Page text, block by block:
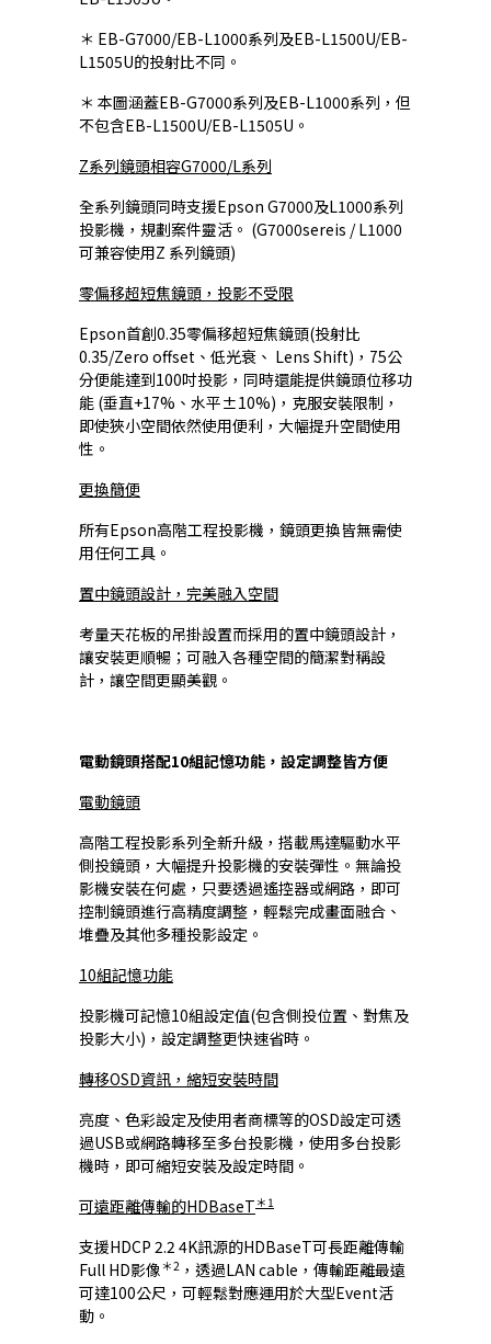
＊ EB-G7000/EB-L1000系列及EB-L1500U/EB-
L1505U的投射比不同。
＊ 本圖涵蓋EB-G7000系列及EB-L1000系列，但
不包含EB-L1500U/EB-L1505U。
Z系列鏡頭相容G7000/L系列
全系列鏡頭同時支援Epson G7000及L1000系列
投影機，規劃案件靈活。 (G7000sereis / L1000
可兼容使用Z 系列鏡頭)
零偏移超短焦鏡頭，投影不受限
Epson首創0.35零偏移超短焦鏡頭(投射比
0.35/Zero offset、低光衰、 Lens Shift)，75公
分便能達到100吋投影，同時還能提供鏡頭位移功
能 (垂直+17%、水平±10%)，克服安裝限制，
即使狹小空間依然使用便利，大幅提升空間使用
性。
更換簡便
所有Epson高階工程投影機，鏡頭更換皆無需使
用任何工具。
置中鏡頭設計，完美融入空間
考量天花板的吊掛設置而採用的置中鏡頭設計，
讓安裝更順暢；可融入各種空間的簡潔對稱設
計，讓空間更顯美觀。
電動鏡頭搭配10組記憶功能，設定調整皆方便
電動鏡頭
高階工程投影系列全新升級，搭載馬達驅動水平
側投鏡頭，大幅提升投影機的安裝彈性。無論投
影機安裝在何處，只要透過遙控器或網路，即可
控制鏡頭進行高精度調整，輕鬆完成畫面融合、
堆疊及其他多種投影設定。
10組記憶功能
投影機可記憶10組設定值(包含側投位置、對焦及
投影大小)，設定調整更快速省時。
轉移OSD資訊，縮短安裝時間
亮度、色彩設定及使用者商標等的OSD設定可透
過USB或網路轉移至多台投影機，使用多台投影
機時，即可縮短安裝及設定時間。
可遠距離傳輸的HDBaseT ＊1
支援HDCP 2.2 4K訊源的HDBaseT可長距離傳輸
Full HD影像 ＊2 ，透過LAN cable，傳輸距離最遠
可達100公尺，可輕鬆對應運用於大型Event活
動。